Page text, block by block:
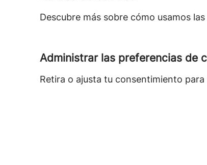
Descubre más sobre cómo usamos
Administrar las preferencias de
Retira o ajusta tu consentimiento